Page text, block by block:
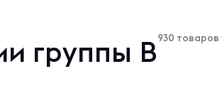
группы B930 товаров